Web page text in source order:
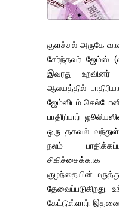
குளச்சல் அருகே
சேர்ந்தவர் ஜேம்ஸ்
இவரது உறவினர்
ஆலயத்தில்
ஜேம்ஸிடம்
பாதிரியார்
ஒரு தகவல்
நலம்
சிகிச்சைக்காக
குழந்தையின்
தேவைப்படுகிறது.
கேட்டுள்ளார்.